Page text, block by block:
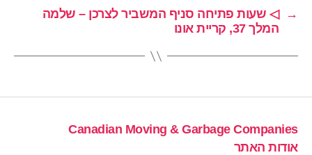
→
◁ שעות פתיחה סניף המשביר לצרכן – שלמה
המלך 37, קריית אונו
Canadian Moving & Garbage Companies
אודות האתר